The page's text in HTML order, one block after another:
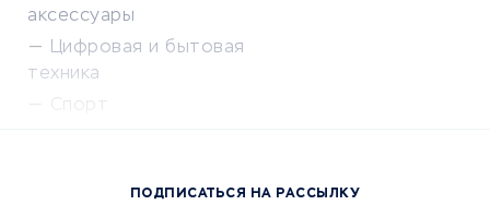
аксессуары
Цифровая и бытовая
техника
Спорт
Сервисы доставкиПОДПИСАТЬСЯ НА РАССЫЛКУ